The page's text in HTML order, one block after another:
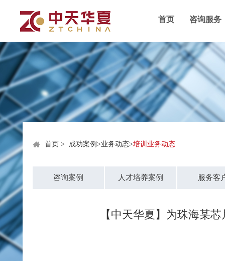
首页 咨询服务
首页 > 成功案例 >业务动态>培训业务动态
咨询案例 人才培养案例 服务客
【中天华夏】为珠海某